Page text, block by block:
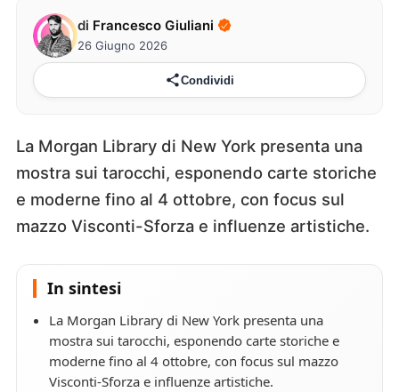
di Francesco Giuliani
26 Giugno 2026
Condividi
La Morgan Library di New York presenta una
mostra sui tarocchi, esponendo carte storiche
e moderne fino al 4 ottobre, con focus sul
mazzo Visconti-Sforza e influenze artistiche.
In sintesi
La Morgan Library di New York presenta una
mostra sui tarocchi, esponendo carte storiche e
moderne fino al 4 ottobre, con focus sul mazzo
Visconti-Sforza e influenze artistiche.